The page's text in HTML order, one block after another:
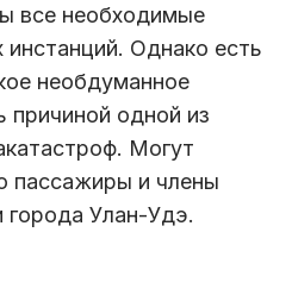
все необходимые
Однако есть
необдуманное
причиной одной из
Могут
пассажиры и члены
города Улан-Удэ.